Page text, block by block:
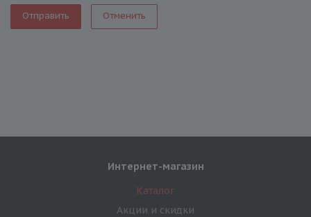
Отменить
Интернет-магазин
Каталог
Акции и скидки